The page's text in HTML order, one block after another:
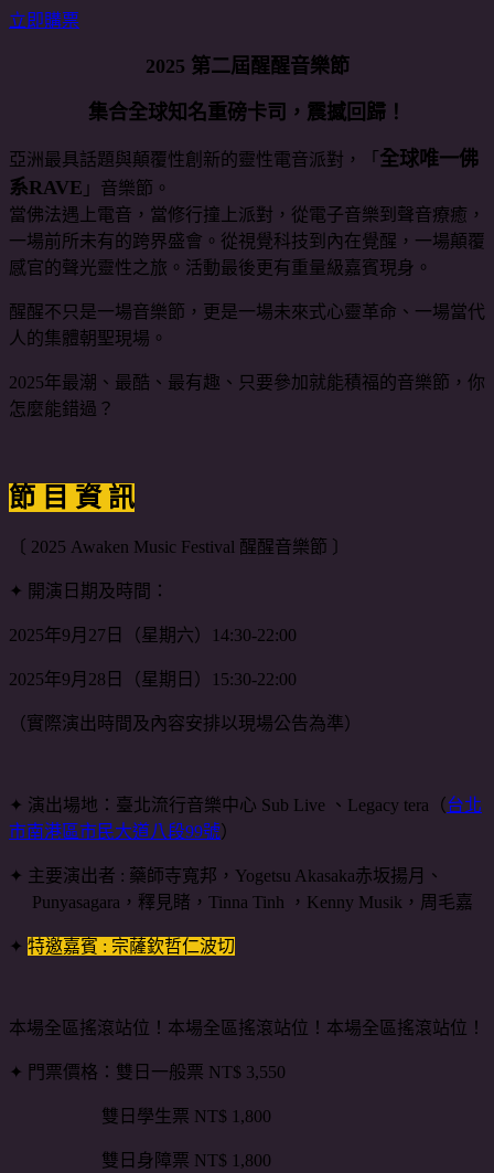
立即購票
2025 第二屆醒醒音樂節
集合全球知名重磅卡司，震撼回歸！
亞洲最具話題與顛覆性創新的靈性電音派對，「 全球唯一佛
系RAVE 」音樂節。
當佛法遇上電音，當修行撞上派對，從電子音樂到聲音療癒，
一場前所未有的跨界盛會。從視覺科技到內在覺醒，一場顛覆
感官的聲光靈性之旅。活動最後更有重量級嘉賓現身。
醒醒不只是一場音樂節，更是一場未來式心靈革命、一場當代
人的集體朝聖現場。
2025年最潮、最酷、最有趣、只要參加就能積福的音樂節，你
怎麼能錯過？
節 目 資 訊
〔 2025 Awaken Music Festival 醒醒音樂節 〕
✦ 開演日期及時間：
2025年9月27日（星期六）14:30-22:00
2025年9月28日（星期日）15:30-22:00
（實際演出時間及內容安排以現場公告為準）
✦ 演出場地：臺北流行音樂中心 Sub Live 、Legacy tera（台北
市南港區市民大道八段99號）
✦ 主要演出者 : 藥師寺寬邦，Yogetsu Akasaka赤坂揚月、
Punyasagara，釋見睹，Tinna Tinh ，Kenny Musik，周毛嘉
✦ 特邀嘉賓 : 宗薩欽哲仁波切
本場全區搖滾站位！本場全區搖滾站位！本場全區搖滾站位！
✦ 門票價格：雙日一般票 NT$ 3,550
雙日學生票 NT$ 1,800
雙日身障票 NT$ 1,800